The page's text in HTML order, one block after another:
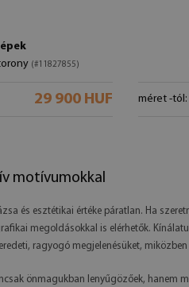
(#11827855)
29 900 HUF méret -tól:
motívumokkal
és esztétikai értéke páratlan. Ha
megoldásokkal is elérhetők.
ragyogó megjelenésüket, miközben
önmagukban lenyűgözőek, hanem